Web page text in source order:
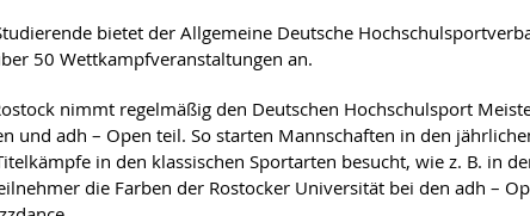
bietet der Allgemeine Deutsche
50 Wettkampfveranstaltungen an.
nimmt regelmäßig den Deutschen Hochschulsport
und adh – Open teil. So starten Mannschaften in den
in den klassischen Sportarten besucht, wie z. B. in
die Farben der Rostocker Universität bei den adh –